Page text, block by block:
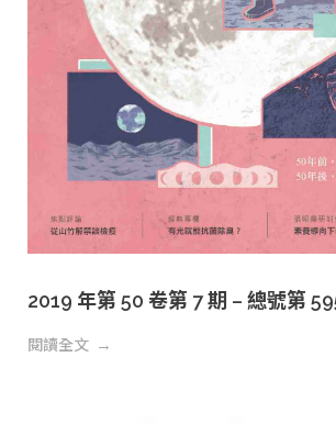
2019 年第 50 卷第 7 期 – 總號第
閱讀全文